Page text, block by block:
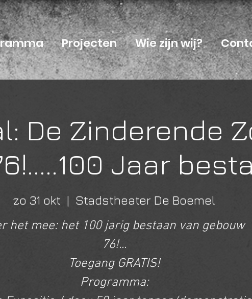
Projecten Wie zijn wij?
De Zinderende
Jaar
zo 31 okt
  |
Stadstheater De Boemel
het mee: het 100 jarig bestaan van gebouw
76!...
Toegang GRATIS!
Programma: